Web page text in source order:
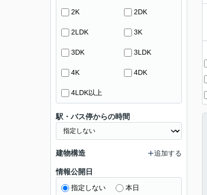
2K 2DK
2LDK 3K
3DK 3LDK
4K 4DK
4LDK以上
駅・バス停からの時間
建物構造 追加する
情報公開日
指定しない 本日